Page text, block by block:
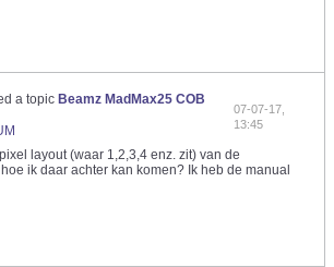
a topic Beamz MadMax25 COB
07-07-17,
13:45
layout (waar 1,2,3,4 enz. zit) van de
ik daar achter kan komen? Ik heb de manual